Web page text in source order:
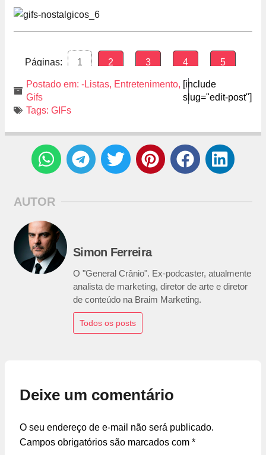
Páginas: 1 2 3 4 5
Postado em: -Listas, Entretenimento,
Gifs
Tags: GIFs
[include
slug="edit-post"]
AUTOR
Simon Ferreira
O "General Crânio". Ex-podcaster, atualmente
analista de marketing, diretor de arte e diretor
de conteúdo na Braim Marketing.
Todos os posts
Deixe um comentário
O seu endereço de e-mail não será publicado.
Campos obrigatórios são marcados com *